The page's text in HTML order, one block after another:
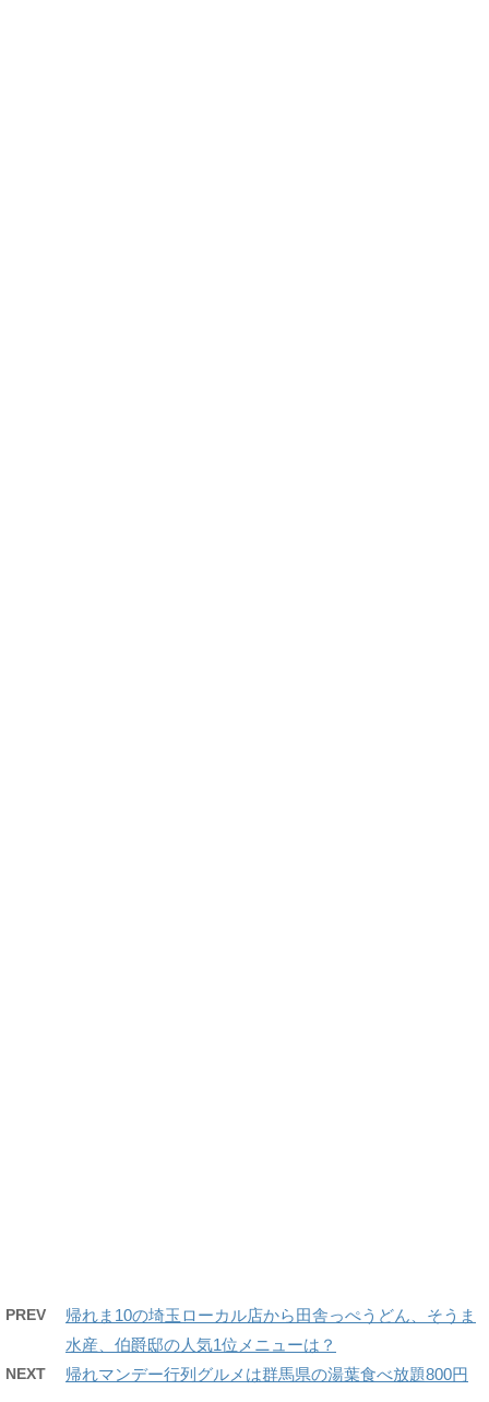
PREV
帰れま10の埼玉ローカル店から田舎っぺうどん、そうま
水産、伯爵邸の人気1位メニューは？
NEXT 帰れマンデー行列グルメは群馬県の湯葉食べ放題800円